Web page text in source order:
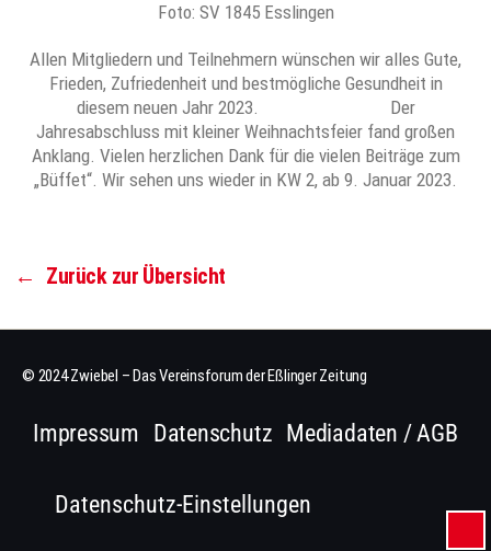
Foto: SV 1845 Esslingen
Allen Mitgliedern und Teilnehmern wünschen wir alles Gute,
Frieden, Zufriedenheit und bestmögliche Gesundheit in
diesem neuen Jahr 2023. Der
Jahresabschluss mit kleiner Weihnachtsfeier fand großen
Anklang. Vielen herzlichen Dank für die vielen Beiträge zum
„Büffet“. Wir sehen uns wieder in KW 2, ab 9. Januar 2023.
← Zurück zur Übersicht
© 2024 Zwiebel – Das Vereinsforum der Eßlinger Zeitung
Impressum Datenschutz Mediadaten / AGB
Datenschutz-Einstellungen